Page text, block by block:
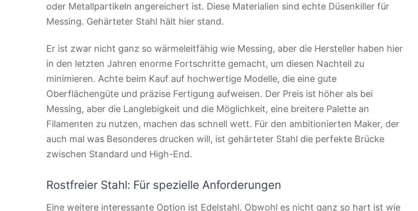
oder Metallpartikeln angereichert ist. Diese Materialien sind echte Düsenkiller für
Messing. Gehärteter Stahl hält hier stand.
Er ist zwar nicht ganz so wärmeleitfähig wie Messing, aber die Hersteller haben hier
in den letzten Jahren enorme Fortschritte gemacht, um diesen Nachteil zu
minimieren. Achte beim Kauf auf hochwertige Modelle, die eine gute
Oberflächengüte und präzise Fertigung aufweisen. Der Preis ist höher als bei
Messing, aber die Langlebigkeit und die Möglichkeit, eine breitere Palette an
Filamenten zu nutzen, machen das schnell wett. Für den ambitionierten Maker, der
auch mal was Besonderes drucken will, ist gehärteter Stahl die perfekte Brücke
zwischen Standard und High-End.
Rostfreier Stahl: Für spezielle Anforderungen
Eine weitere interessante Option ist Edelstahl. Obwohl es nicht ganz so hart ist wie